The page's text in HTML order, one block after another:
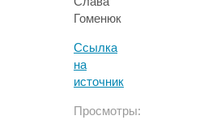
Гоменюк
Ссылка
на
источник
Просмотры: